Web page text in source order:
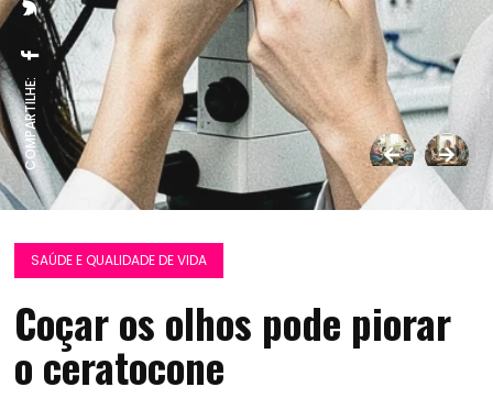
COMPARTILHE:
SAÚDE E QUALIDADE DE VIDA
Coçar os olhos pode piorar
o ceratocone